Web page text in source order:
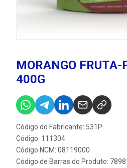
MORANGO FRUTA-
400G
Código do Fabricante: 531P
Código: 111304
Código NCM: 08119000
Código de Barras do Produto: